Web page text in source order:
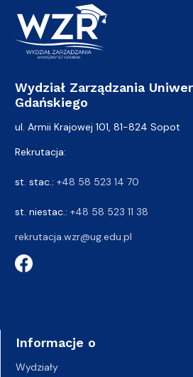
Wydział Zarządzania
Gdańskiego
ul. Armii Krajowej 101, 81-824 Sopot
Rekrutacja:
st. stac.: +48 58 523 14 70
st. niestac.: +48 58 523 11 38
rekrutacja.wzr@ug.edu.pl
Informacje o
Wydziały